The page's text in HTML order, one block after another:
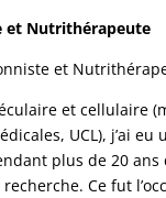
et Nutrithérapeute
et
et cellulaire
UCL), j’ai eu
plus de 20 ans
Ce fut